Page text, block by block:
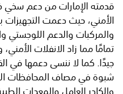
قدمته الإمارات من دعم
الأمني، حيث دعمت التجهيزات
والمركبات والدعم اللوجستي
تمامًا مما زاد الانفلات
جيدًا. كما لا ننسى دعمها
شبوة في مصاف المحافظات